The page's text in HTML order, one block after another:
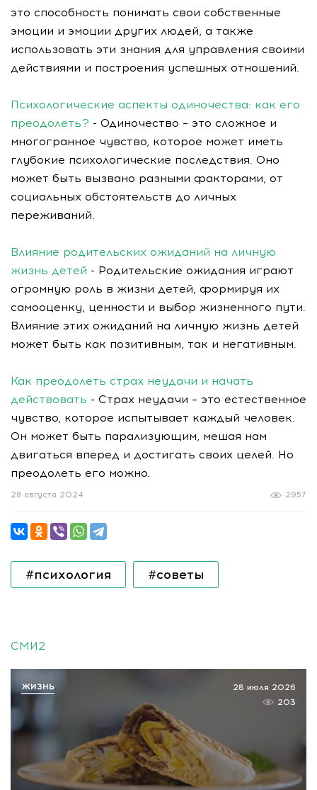
это способность понимать свои собственные
эмоции и эмоции других людей, а также
использовать эти знания для управления своими
действиями и построения успешных отношений.
Психологические аспекты одиночества: как его
преодолеть? - Одиночество – это сложное и
многогранное чувство, которое может иметь
глубокие психологические последствия. Оно
может быть вызвано разными факторами, от
социальных обстоятельств до личных
переживаний.
Влияние родительских ожиданий на личную
жизнь детей - Родительские ожидания играют
огромную роль в жизни детей, формируя их
самооценку, ценности и выбор жизненного пути.
Влияние этих ожиданий на личную жизнь детей
может быть как позитивным, так и негативным.
Как преодолеть страх неудачи и начать
действовать - Страх неудачи – это естественное
чувство, которое испытывает каждый человек.
Он может быть парализующим, мешая нам
двигаться вперед и достигать своих целей. Но
преодолеть его можно.
2957
28 августа 2024
#психология #советы
СМИ2
28 июля 2026
203
ЖИЗНЬ